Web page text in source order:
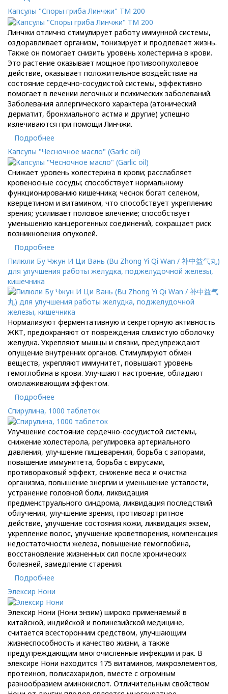
Капсулы "Споры гриба Линчжи" ТМ 200
Линчжи отлично стимулирует работу иммунной системы,
оздоравливает организм, тонизирует и продлевает жизнь.
Также он помогает снизить уровень холестерина в крови.
Это растение оказывает мощное противоопухолевое
действие, оказывает положительное воздействие на
состояние сердечно-сосудистой системы, эффективно
помогает в лечении легочных и психических заболеваний.
Заболевания аллергического характера (атонический
дерматит, бронхиального астма и другие) успешно
излечиваются при помощи Линчжи.
Подробнее
Капсулы "Чесночное масло" (Garlic oil)
Снижает уровень холестерина в крови; расслабляет
кровеносные сосуды; способствует нормальному
функционированию кишечника; чеснок богат селеном,
кверцетином и витамином, что способствует укреплению
зрения; усиливает половое влечение; способствует
уменьшению канцерогенных соединений, сокращает риск
возникновения опухолей.
Подробнее
Пилюли Бу Чжун И Ци Вань (Bu Zhong Yi Qi Wan / 补中益气丸)
для улучшения работы желудка, поджелудочной железы,
кишечника
Нормализуют ферментативную и секреторную активность
ЖКТ, предохраняют от повреждения слизистую оболочку
желудка. Укрепляют мышцы и связки, предупреждают
опущение внутренних органов. Стимулируют обмен
веществ, укрепляют иммунитет, повышают уровень
гемоглобина в крови. Улучшают настроение, обладают
омолаживающим эффектом.
Подробнее
Спирулина, 1000 таблеток
Улучшение состояние сердечно-сосудистой системы,
снижение холестерола, регулировка артериального
давления, улучшение пищеварения, борьба с запорами,
повышение иммунитета, борьба с вирусами,
противораковый эффект, снижение веса и очистка
организма, повышение энергии и уменьшение усталости,
устранение головной боли, ликвидация
предменструального синдрома, ликвидация последствий
облучения, улучшение зрения, противоартритное
действие, улучшение состояния кожи, ликвидация экзем,
укрепление волос, улучшение кроветворения, компенсация
недостаточности железа, повышение гемоглобина,
восстановление жизненных сил после хронических
болезней, замедление старения.
Подробнее
Элексир Нони
Элексир Нони (Нони энзим) широко применяемый в
китайской, индийской и полинезийской медицине,
считается всесторонним средством, улучшающим
жизнеспособность и качество жизни, а также
предупреждающим многочисленные инфекции и рак. В
элексире Нони находится 175 витаминов, микроэлементов,
протеинов, полисахаридов, вместе с огромным
разнообразием аминокислот. Отличительным свойством